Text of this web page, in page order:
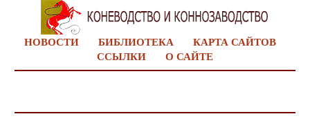
НОВОСТИ БИБЛИОТЕКА
КАРТА САЙТОВ
ССЫЛКИ
О САЙТЕ